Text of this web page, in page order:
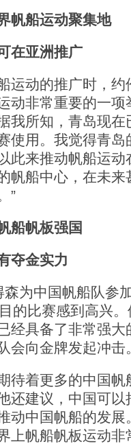
船运动聚集地
亚洲推广
动的推广时，约
动非常重要的一
我所知，青岛现
使用。我觉得青
此来推动帆船运
帆船中心，在未
”
帆板强国
金实力
中国帆船队参
的比赛感到高兴
经具备了非常强
会向金牌发起冲击
着更多的中国帆
还建议，中国可
动中国帆船的发展
上帆船帆板运动非